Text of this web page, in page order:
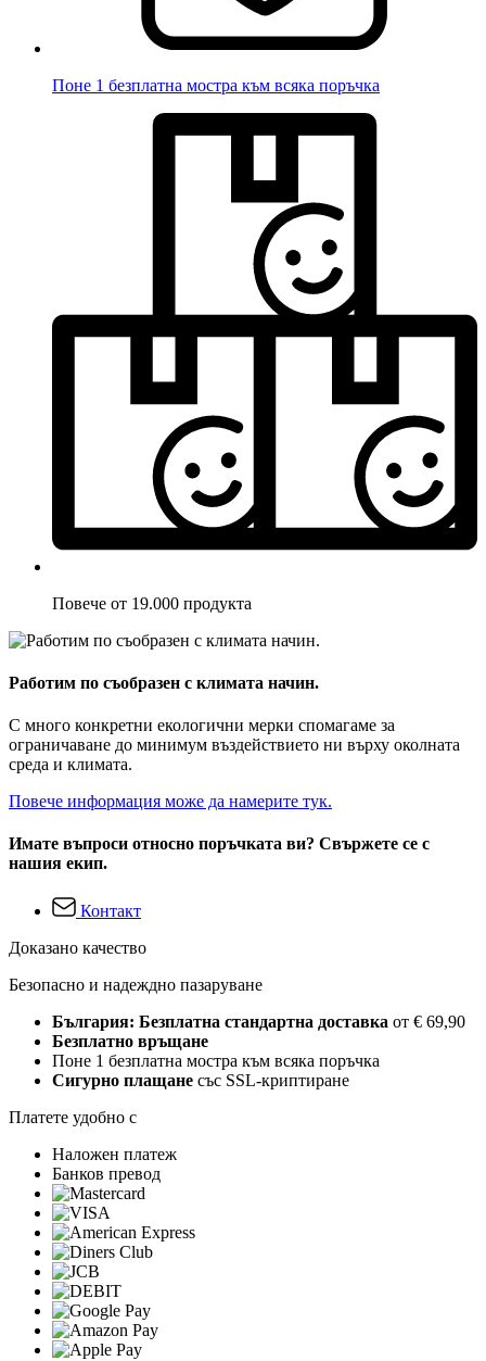
Поне 1 безплатна мостра към всяка поръчка
Повече от 19.000 продукта
Работим по съобразен с климата начин.
С много конкретни екологични мерки спомагаме за
ограничаване до минимум въздействието ни върху околната
среда и климата.
Повече информация може да намерите тук.
Имате въпроси относно поръчката ви? Свържете се с
нашия екип.
Контакт
Доказано качество
Безопасно и надеждно пазаруване
България: Безплатна стандартна доставка от € 69,90
Безплатно връщане
Поне 1 безплатна мостра към всяка поръчка
Сигурно плащане със SSL-криптиране
Платете удобно с
Наложен платеж
Банков превод